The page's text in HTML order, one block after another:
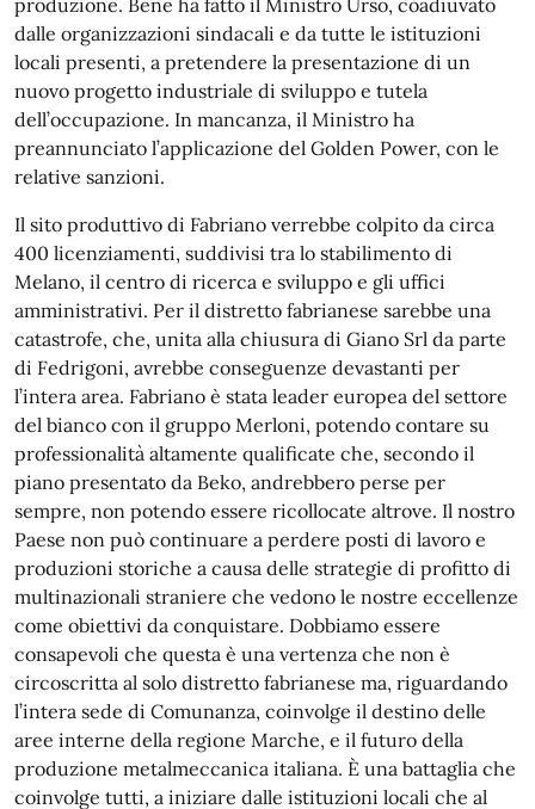
produzione. Bene ha fatto il Ministro Urso, coadiuvato
dalle organizzazioni sindacali e da tutte le istituzioni
locali presenti, a pretendere la presentazione di un
nuovo progetto industriale di sviluppo e tutela
dell’occupazione. In mancanza, il Ministro ha
preannunciato l’applicazione del Golden Power, con le
relative sanzioni.
Il sito produttivo di Fabriano verrebbe colpito da circa
400 licenziamenti, suddivisi tra lo stabilimento di
Melano, il centro di ricerca e sviluppo e gli uffici
amministrativi. Per il distretto fabrianese sarebbe una
catastrofe, che, unita alla chiusura di Giano Srl da parte
di Fedrigoni, avrebbe conseguenze devastanti per
l’intera area. Fabriano è stata leader europea del settore
del bianco con il gruppo Merloni, potendo contare su
professionalità altamente qualificate che, secondo il
piano presentato da Beko, andrebbero perse per
sempre, non potendo essere ricollocate altrove. Il nostro
Paese non può continuare a perdere posti di lavoro e
produzioni storiche a causa delle strategie di profitto di
multinazionali straniere che vedono le nostre eccellenze
come obiettivi da conquistare. Dobbiamo essere
consapevoli che questa è una vertenza che non è
circoscritta al solo distretto fabrianese ma, riguardando
l’intera sede di Comunanza, coinvolge il destino delle
aree interne della regione Marche, e il futuro della
produzione metalmeccanica italiana. È una battaglia che
coinvolge tutti, a iniziare dalle istituzioni locali che al